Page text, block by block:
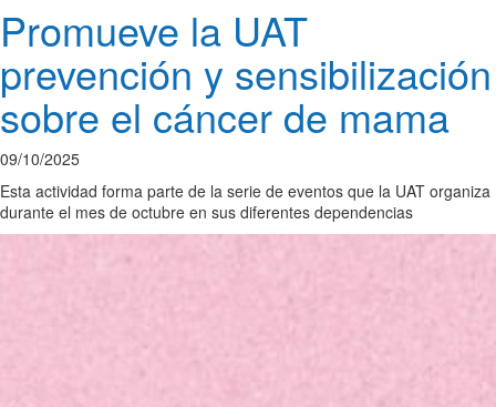
Promueve la UAT
prevención y sensibilización
sobre el cáncer de mama
09/10/2025
Esta actividad forma parte de la serie de eventos que la UAT organiza
durante el mes de octubre en sus diferentes dependencias